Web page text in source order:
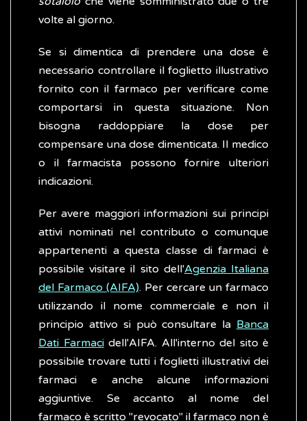
volte al giorno.
Se si dimentica di prendere una dose è
necessario controllare il foglietto illustrativo
fornito con il farmaco per verificare come
comportarsi in questa situazione. Non
bisogna raddoppiare la dose per
compensare una dose dimenticata. Il medico
o il farmacista possono fornire ulteriori
indicazioni.
Per avere maggiori informazioni sui principi
attivi nominati nel contributo o comunque
appartenenti a questa classe di farmaci è
possibile visitare il sito dell'Agenzia Italiana
del Farmaco (AIFA). Per cercare un farmaco
utilizzando il nome commerciale e non il
principio attivo si può consultare la Banca
Dati Farmacidell'AIFA. All'interno del sito è
possibile trovare tutti i foglietti illustrativi dei
farmaci e anche alcune informazioni
aggiuntive. Se accanto al nome del
farmaco è scritto "revocato" il farmaco non è